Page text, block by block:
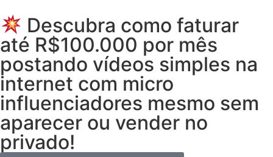
Descubra como faturar
até R$100.000 por mês
postando vídeos simples na
internet com micro
influenciadores mesmo sem
aparecer ou vender no
privado!